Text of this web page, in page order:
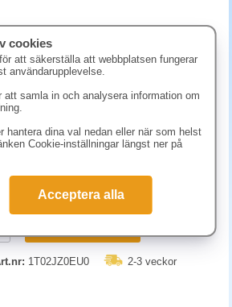
kr (inkl. moms)
1T02JZ0EU0 2-3 veckor
cookies
att säkerställa att webbplatsen fungerar
användarupplevelse.
att samla in och analysera information om
hantera dina val nedan eller när som helst
Cookie-inställningar längst ner på
Acceptera alla